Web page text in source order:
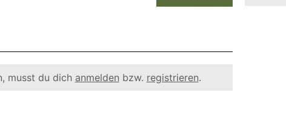
musst du dich anmelden bzw. registrieren.